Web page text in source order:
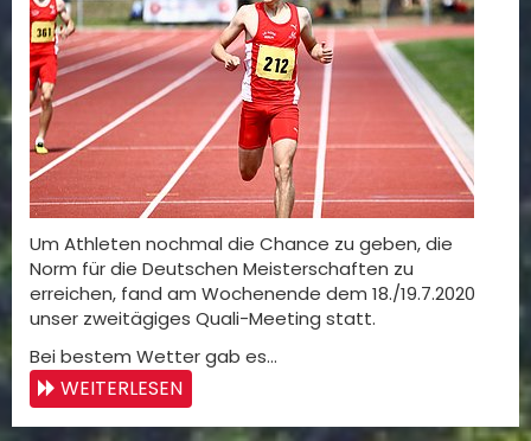
Um Athleten nochmal die Chance zu geben, die
Norm für die Deutschen Meisterschaften zu
erreichen, fand am Wochenende dem 18./19.7.2020
unser zweitägiges Quali-Meeting statt.
Bei bestem Wetter gab es…
WEITERLESEN